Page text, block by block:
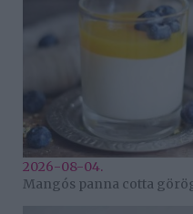
2026-08-04.
Mangós panna cotta